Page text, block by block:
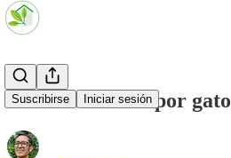
Suscribirse Iniciar sesión
#161 Dar liebre por gato